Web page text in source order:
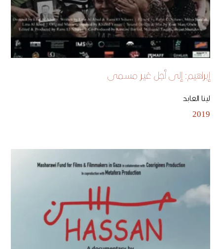
إبراهيم: إلى أجل غير مسمى
لينا العابد
2019